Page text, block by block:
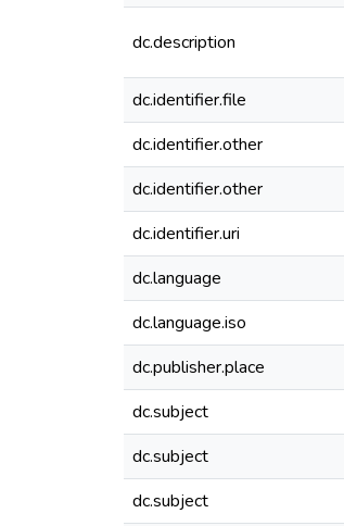
dc.description
dc.identifier.file
dc.identifier.other
dc.identifier.other
dc.identifier.uri
dc.language
dc.language.iso
dc.publisher.place
dc.subject
dc.subject
dc.subject